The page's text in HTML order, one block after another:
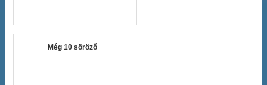
Még 10 söröző